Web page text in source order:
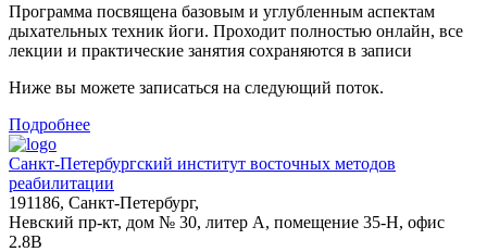
Программа посвящена базовым и углубленным аспектам
дыхательных техник йоги. Проходит полностью онлайн, все
лекции и практические занятия сохраняются в записи
Ниже вы можете записаться на следующий поток.
Подробнее
Санкт-Петербургский институт восточных методов
реабилитации
191186, Санкт-Петербург,
Невский пр-кт, дом № 30, литер А, помещение 35-Н, офис
2.8В